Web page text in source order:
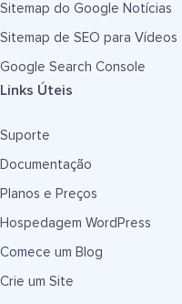
Sitemap do Google Notícias
Sitemap de SEO para Vídeos
Google Search Console
Links Úteis
Suporte
Documentação
Planos e Preços
Hospedagem WordPress
Comece um Blog
Crie um Site